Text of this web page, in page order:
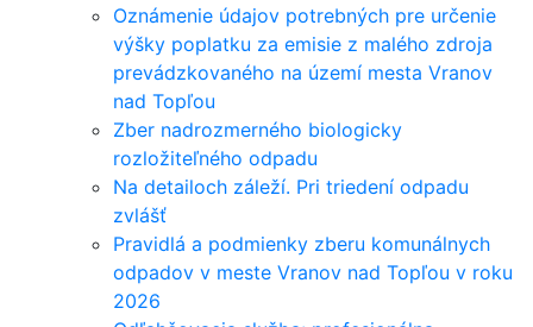
Oznámenie údajov potrebných pre určenie
výšky poplatku za emisie z malého zdroja
prevádzkovaného na území mesta Vranov
nad Topľou
Zber nadrozmerného biologicky
rozložiteľného odpadu
Na detailoch záleží. Pri triedení odpadu
zvlášť
Pravidlá a podmienky zberu komunálnych
odpadov v meste Vranov nad Topľou v roku
2026